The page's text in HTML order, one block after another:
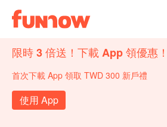
限時 3 倍送！下載 App 領優惠！
首次下載 App 領取 TWD 300 新戶禮
使用 App